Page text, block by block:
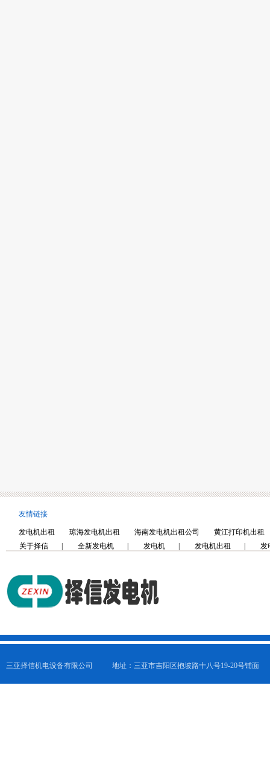
友情链接
发电机出租 琼海发电机出租 海南发电机出租公司
黄江打印机出租
关于择信
全新发电机 发电机 发电机出租 发
三亚择信机电设备有限公司 地址：三亚市吉阳区抱坡路十八号19-20号铺面